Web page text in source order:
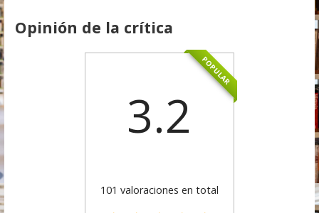
Opinión de la crítica
POPULAR
3.2
101 valoraciones en total